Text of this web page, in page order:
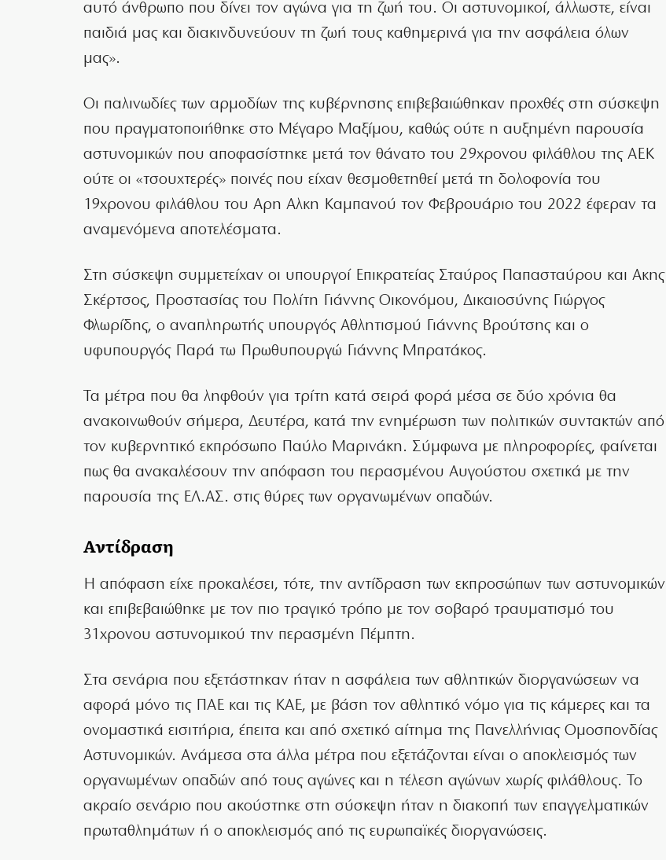
αυτό άνθρωπο που δίνει τον αγώνα για τη ζωή του. Οι αστυνομικοί, άλλωστε, είναι
παιδιά μας και διακινδυνεύουν τη ζωή τους καθημερινά για την ασφάλεια όλων
μας».
Οι παλινωδίες των αρμοδίων της κυβέρνησης επιβεβαιώθηκαν προχθές στη σύσκεψη
που πραγματοποιήθηκε στο Μέγαρο Μαξίμου, καθώς ούτε η αυξημένη παρουσία
αστυνομικών που αποφασίστηκε μετά τον θάνατο του 29χρονου φιλάθλου της ΑΕΚ
ούτε οι «τσουχτερές» ποινές που είχαν θεσμοθετηθεί μετά τη δολοφονία του
19χρονου φιλάθλου του Αρη Αλκη Καμπανού τον Φεβρουάριο του 2022 έφεραν τα
αναμενόμενα αποτελέσματα.
Στη σύσκεψη συμμετείχαν οι υπουργοί Επικρατείας Σταύρος Παπασταύρου και Ακης
Σκέρτσος, Προστασίας του Πολίτη Γιάννης Οικονόμου, Δικαιοσύνης Γιώργος
Φλωρίδης, ο αναπληρωτής υπουργός Αθλητισμού Γιάννης Βρούτσης και ο
υφυπουργός Παρά τω Πρωθυπουργώ Γιάννης Μπρατάκος.
Τα μέτρα που θα ληφθούν για τρίτη κατά σειρά φορά μέσα σε δύο χρόνια θα
ανακοινωθούν σήμερα, Δευτέρα, κατά την ενημέρωση των πολιτικών συντακτών από
τον κυβερνητικό εκπρόσωπο Παύλο Μαρινάκη. Σύμφωνα με πληροφορίες, φαίνεται
πως θα ανακαλέσουν την απόφαση του περασμένου Αυγούστου σχετικά με την
παρουσία της ΕΛ.ΑΣ. στις θύρες των οργανωμένων οπαδών.
Αντίδραση
Η απόφαση είχε προκαλέσει, τότε, την αντίδραση των εκπροσώπων των αστυνομικών
και επιβεβαιώθηκε με τον πιο τραγικό τρόπο με τον σοβαρό τραυματισμό του
31χρονου αστυνομικού την περασμένη Πέμπτη.
Στα σενάρια που εξετάστηκαν ήταν η ασφάλεια των αθλητικών διοργανώσεων να
αφορά μόνο τις ΠΑΕ και τις ΚΑΕ, με βάση τον αθλητικό νόμο για τις κάμερες και τα
ονομαστικά εισιτήρια, έπειτα και από σχετικό αίτημα της Πανελλήνιας Ομοσπονδίας
Αστυνομικών. Ανάμεσα στα άλλα μέτρα που εξετάζονται είναι ο αποκλεισμός των
οργανωμένων οπαδών από τους αγώνες και η τέλεση αγώνων χωρίς φιλάθλους. Το
ακραίο σενάριο που ακούστηκε στη σύσκεψη ήταν η διακοπή των επαγγελματικών
πρωταθλημάτων ή ο αποκλεισμός από τις ευρωπαϊκές διοργανώσεις.